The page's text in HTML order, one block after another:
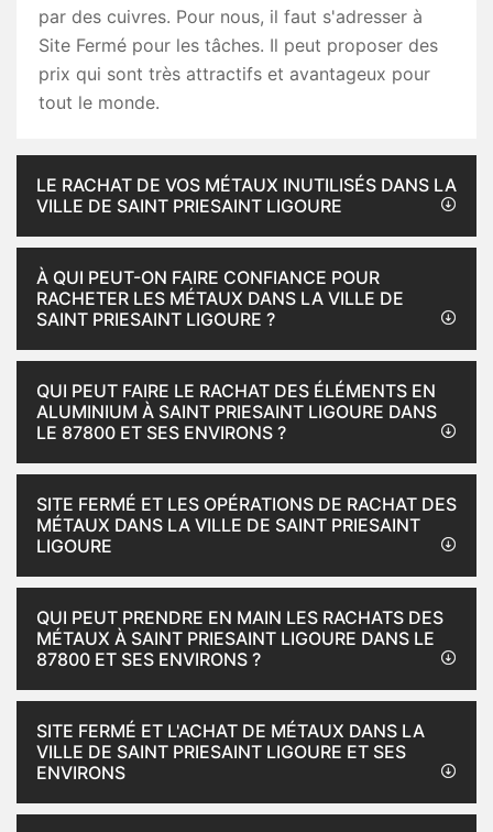
par des cuivres. Pour nous, il faut s'adresser à
Site Fermé pour les tâches. Il peut proposer des
prix qui sont très attractifs et avantageux pour
tout le monde.
LE RACHAT DE VOS MÉTAUX INUTILISÉS DANS LA
VILLE DE SAINT PRIESAINT LIGOURE
À QUI PEUT-ON FAIRE CONFIANCE POUR
RACHETER LES MÉTAUX DANS LA VILLE DE
SAINT PRIESAINT LIGOURE ?
QUI PEUT FAIRE LE RACHAT DES ÉLÉMENTS EN
ALUMINIUM À SAINT PRIESAINT LIGOURE DANS
LE 87800 ET SES ENVIRONS ?
SITE FERMÉ ET LES OPÉRATIONS DE RACHAT DES
MÉTAUX DANS LA VILLE DE SAINT PRIESAINT
LIGOURE
QUI PEUT PRENDRE EN MAIN LES RACHATS DES
MÉTAUX À SAINT PRIESAINT LIGOURE DANS LE
87800 ET SES ENVIRONS ?
SITE FERMÉ ET L'ACHAT DE MÉTAUX DANS LA
VILLE DE SAINT PRIESAINT LIGOURE ET SES
ENVIRONS